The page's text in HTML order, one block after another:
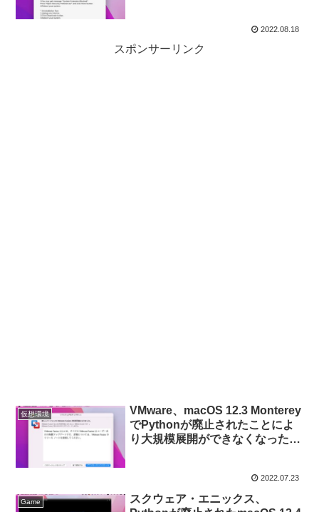
2022.08.18
スポンサーリンク
仮想環境
VMware、macOS 12.3 Monterey
でPythonが廃止されたことによ
り大規模展開ができなくなった不
2022.07.23
Game
スクウェア・エニックス、